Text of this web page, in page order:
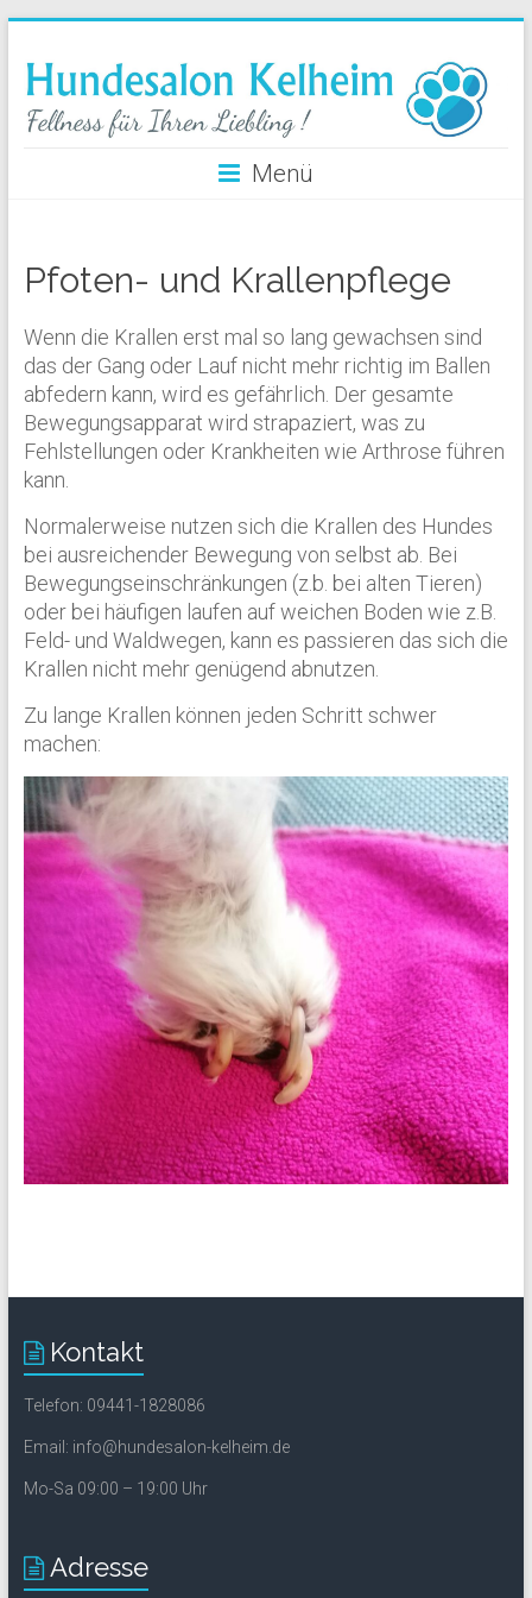
Menü
Pfoten- und Krallenpflege
Wenn die Krallen erst mal so lang gewachsen sind
das der Gang oder Lauf nicht mehr richtig im Ballen
abfedern kann, wird es gefährlich. Der gesamte
Bewegungsapparat wird strapaziert, was zu
Fehlstellungen oder Krankheiten wie Arthrose führen
kann.
Normalerweise nutzen sich die Krallen des Hundes
bei ausreichender Bewegung von selbst ab. Bei
Bewegungseinschränkungen (z.b. bei alten Tieren)
oder bei häufigen laufen auf weichen Boden wie z.B.
Feld- und Waldwegen, kann es passieren das sich die
Krallen nicht mehr genügend abnutzen.
Zu lange Krallen können jeden Schritt schwer
machen:
Kontakt
Telefon: 09441-1828086
Email: info@hundesalon-kelheim.de
Mo-Sa 09:00 – 19:00 Uhr
Adresse